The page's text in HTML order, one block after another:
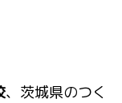
、茨城県のつく